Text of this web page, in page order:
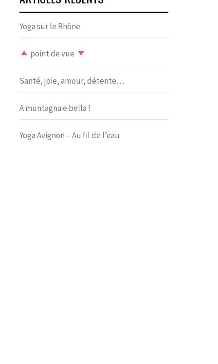
Yoga sur le Rhône
point de vue
Santé, joie, amour, détente…
A muntagna e bella !
Yoga Avignon – Au fil de l’eau